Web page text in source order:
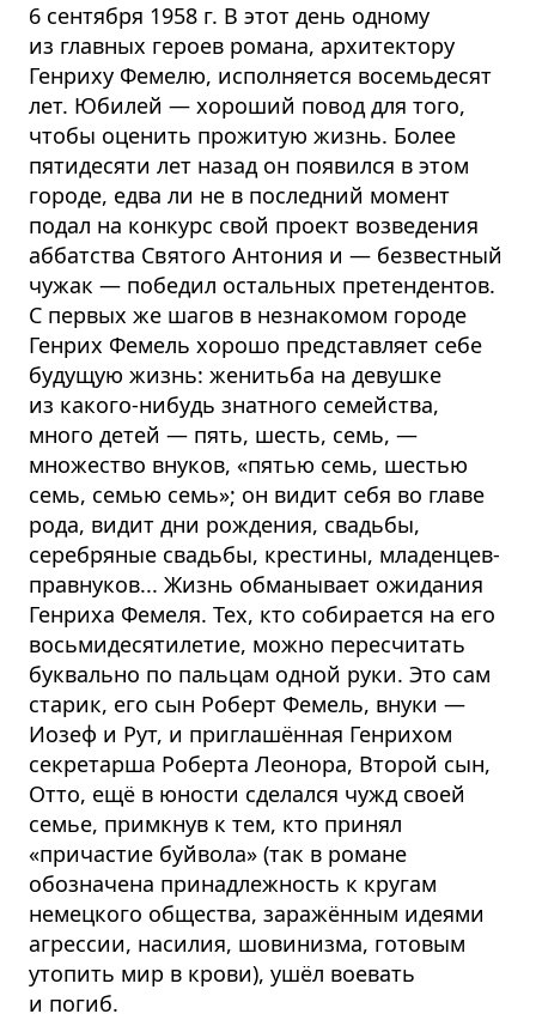
6 сентября 1958 г. В этот день одному
из главных героев романа, архитектору
Генриху Фемелю, исполняется восемьдесят
лет. Юбилей — хороший повод для того,
чтобы оценить прожитую жизнь. Более
пятидесяти лет назад он появился в этом
городе, едва ли не в последний момент
подал на конкурс свой проект возведения
аббатства Святого Антония и — безвестный
чужак — победил остальных претендентов.
С первых же шагов в незнакомом городе
Генрих Фемель хорошо представляет себе
будущую жизнь: женитьба на девушке
из какого-нибудь знатного семейства,
много детей — пять, шесть, семь, —
множество внуков, «пятью семь, шестью
семь, семью семь»; он видит себя во главе
рода, видит дни рождения, свадьбы,
серебряные свадьбы, крестины, младенцев-
правнуков... Жизнь обманывает ожидания
Генриха Фемеля. Тех, кто собирается на его
восьмидесятилетие, можно пересчитать
буквально по пальцам одной руки. Это сам
старик, его сын Роберт Фемель, внуки —
Иозеф и Рут, и приглашённая Генрихом
секретарша Роберта Леонора, Второй сын,
Отто, ещё в юности сделался чужд своей
семье, примкнув к тем, кто принял
«причастие буйвола» (так в романе
обозначена принадлежность к кругам
немецкого общества, заражённым идеями
агрессии, насилия, шовинизма, готовым
утопить мир в крови), ушёл воевать
и погиб.